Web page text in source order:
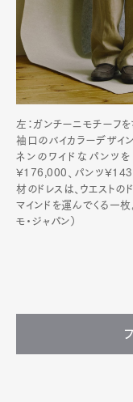
左：ガンチーニモチーフ
袖口のバイカラーデザイ
ネンのワイドなパンツ
¥176,000、パンツ
材のドレスは、ウエストの
マインドを運んでくる一
モ・ジャパン）